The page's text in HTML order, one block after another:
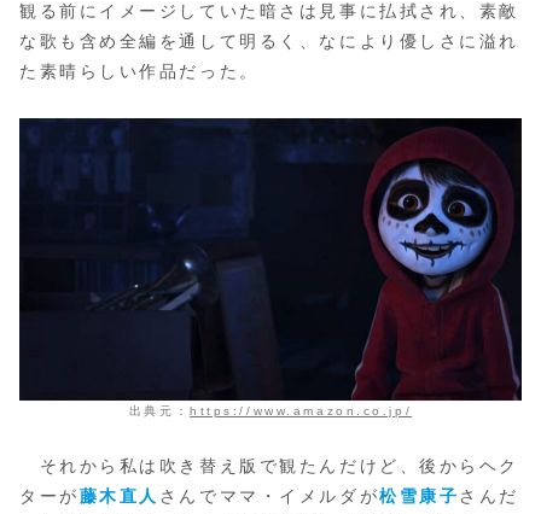
観る前にイメージしていた暗さは見事に払拭され、素敵
な歌も含め全編を通して明るく、なにより優しさに溢れ
た素晴らしい作品だった。
出典元：https://www.amazon.co.jp/
それから私は吹き替え版で観たんだけど、後からヘク
ターが藤木直人 さんでママ・イメルダが松雪康子 さんだ